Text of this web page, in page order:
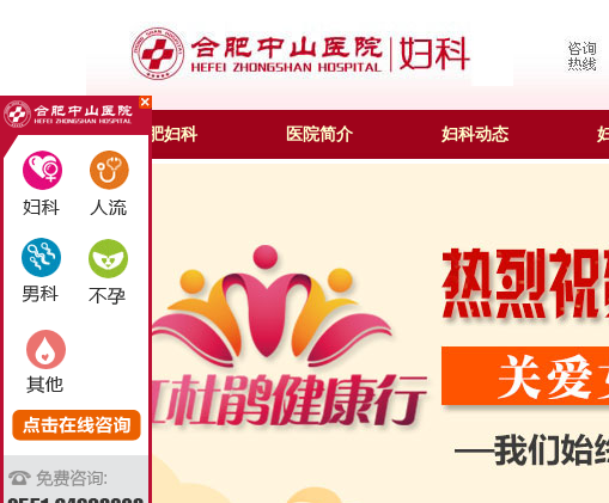
合肥妇科 医院简介 妇科动态